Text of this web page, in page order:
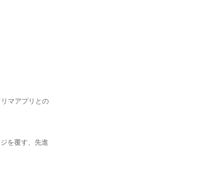
マアプリとの
を覆す、先進